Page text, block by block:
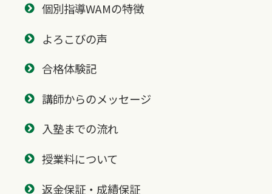
個別指導WAMの特徴
よろこびの声
合格体験記
講師からのメッセージ
入塾までの流れ
授業料について
返金保証・成績保証